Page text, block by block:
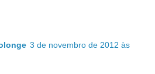
3 de novembro de 2012 às